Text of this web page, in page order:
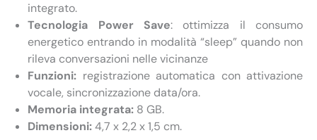
integrato.
Tecnologia Power Save: ottimizza il consumo
energetico entrando in modalità “sleep” quando non
rileva conversazioni nelle vicinanze
Funzioni: registrazione automatica con attivazione
vocale, sincronizzazione data/ora.
Memoria integrata: 8 GB.
Dimensioni:4,7 x 2,2 x 1,5 cm.